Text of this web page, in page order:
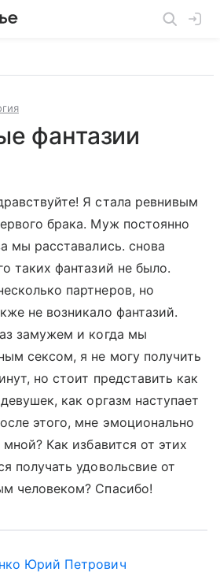
фантазии
Я стала ревнивым
брака. Муж постоянно
мы расставались. снова
таких фантазий не было.
партнеров, но
не возникало фантазий.
замужем и когда мы
сексом, я не могу получить
но стоит представить как
как оргазм наступает
этого, мне эмоционально
Как избавится от этих
получать удовольсвие от
человеком? Спасибо!
Юрий Петрович